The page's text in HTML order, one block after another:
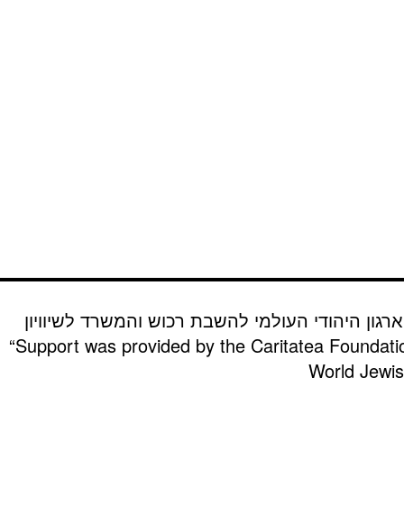
היהודי העולמי להשבת רכוש והמשרד לשיוויון
“Support was provided by the Caritatea
World